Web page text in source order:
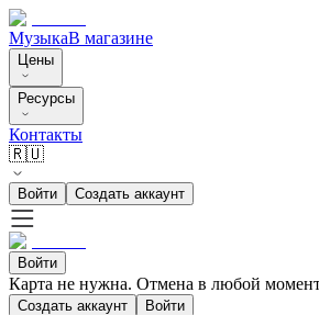
МузыкаВ магазине
Цены
Ресурсы
Контакты
🇷🇺
Войти Создать аккаунт
Войти
Карта не нужна. Отмена в любой
Создать аккаунт Войти